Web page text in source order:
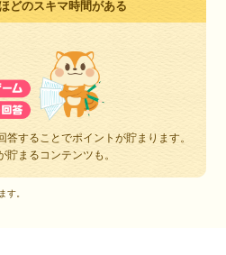
どのスキマ時間がある
することでポイントが貯まります。
まるコンテンツも。
す。